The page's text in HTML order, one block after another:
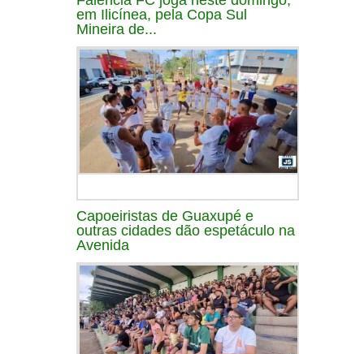
em Ilicínea, pela Copa Sul
Mineira de...
Capoeiristas de Guaxupé e
outras cidades dão espetáculo na
Avenida